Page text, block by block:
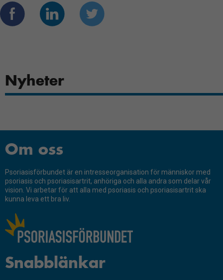
Nyheter
Om oss
Psoriasisförbundet är en intresseorganisation för människor med
psoriasis och psoriasisartrit, anhöriga och alla andra som delar vår
vision. Vi arbetar för att alla med psoriasis och psoriasisartrit ska
kunna leva ett bra liv.
Snabblänkar